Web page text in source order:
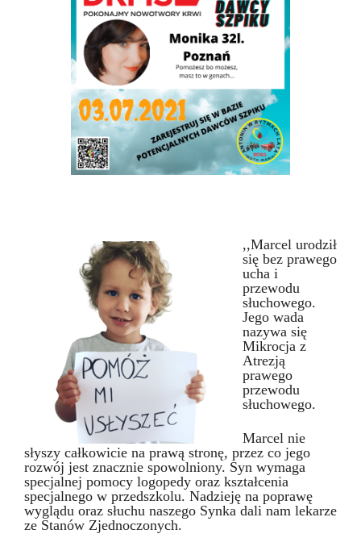
,,Marcel urodził
się bez prawego
ucha i
przewodu
słuchowego.
Jego wada
nazywa się
Mikrocja z
Atrezją
prawego
przewodu
słuchowego.
Marcel nie
słyszy całkowicie na prawą stronę, przez co jego
rozwój jest znacznie spowolniony. Syn wymaga
specjalnej pomocy logopedy oraz kształcenia
specjalnego w przedszkolu. Nadzieję na poprawę
wyglądu oraz słuchu naszego Synka dali nam lekarze
ze Stanów Zjednoczonych.